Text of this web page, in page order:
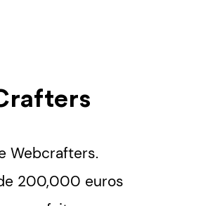
Webcrafters.
200,000 euros